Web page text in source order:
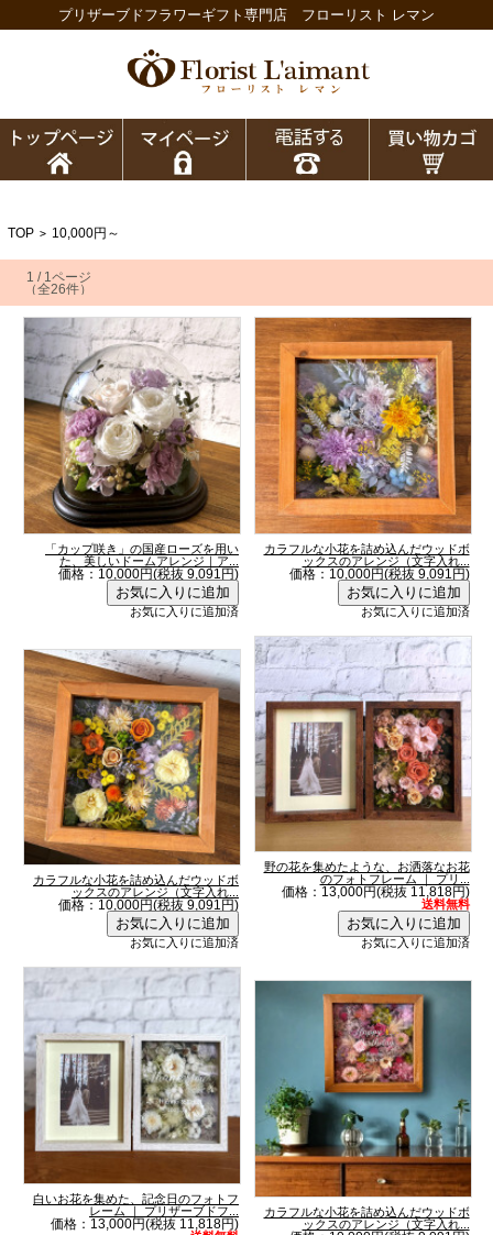
プリザーブドフラワーギフト専門店 フローリスト レマン
TOP > 10,000円～
1 / 1ページ
（全26件）
「カップ咲き」の国産ローズを用い
た、美しいドームアレンジ｜ア...
価格：10,000円(税抜 9,091円)
お気に入りに追加済
カラフルな小花を詰め込んだウッドボ
ックスのアレンジ（文字入れ...
価格：10,000円(税抜 9,091円)
お気に入りに追加済
カラフルな小花を詰め込んだウッドボ
ックスのアレンジ（文字入れ...
価格：10,000円(税抜 9,091円)
お気に入りに追加済
野の花を集めたような、お洒落なお花
のフォトフレーム ｜ プリ...
価格：13,000円(税抜 11,818円)
送料無料
お気に入りに追加済
白いお花を集めた、記念日のフォトフ
レーム ｜ プリザーブドフ...
価格：13,000円(税抜 11,818円)
カラフルな小花を詰め込んだウッドボ
ックスのアレンジ（文字入れ...